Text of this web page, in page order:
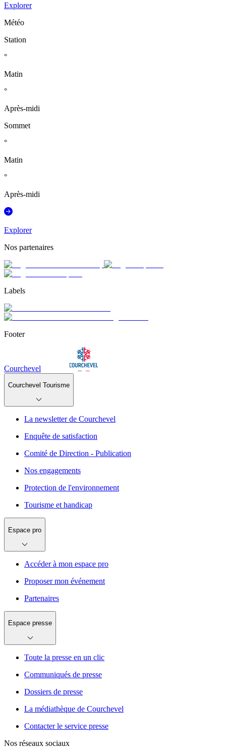
Explorer
Météo
Station
°
Matin
°
Après-midi
Sommet
°
Matin
°
Après-midi
Explorer
Nos partenaires
Labels
Footer
Courchevel
Courchevel Tourisme
La newsletter de Courchevel
Enquête de satisfaction
Comité de Direction - Publication
Nos engagements
Protection de l'environnement
Tourisme et handicap
Espace pro
Accéder à mon espace pro
Proposer mon événement
Partenaires
Espace presse
Toute la presse en un clic
Communiqués de presse
Dossiers de presse
La médiathèque de Courchevel
Contacter le service presse
Nos réseaux sociaux